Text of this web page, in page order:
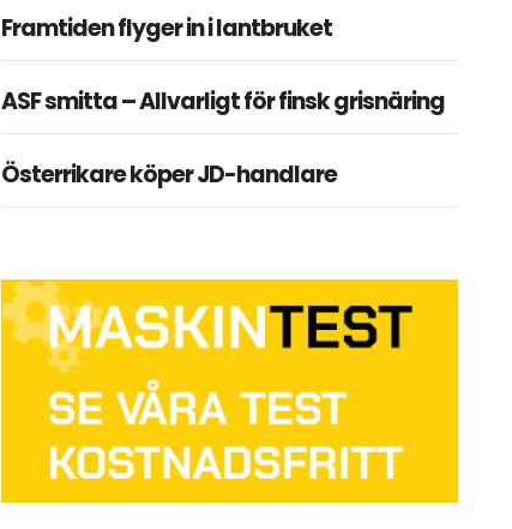
Framtiden flyger in i lantbruket
ASF smitta – Allvarligt för finsk grisnäring
Österrikare köper JD-handlare